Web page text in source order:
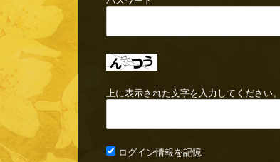
上に表示された文字を入力してください。
ログイン情報を記憶